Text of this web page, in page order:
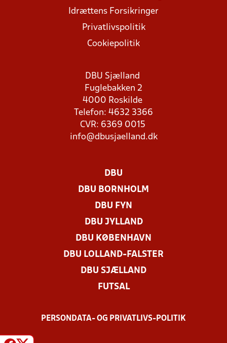
Idrættens Forsikringer
Privatlivspolitik
Cookiepolitik
DBU Sjælland
Fuglebakken 2
4000 Roskilde
Telefon: 4632 3366
CVR: 6369 0015
info@dbusjaelland.dk
DBU
DBU BORNHOLM
DBU FYN
DBU JYLLAND
DBU KØBENHAVN
DBU LOLLAND-FALSTER
DBU SJÆLLAND
FUTSAL
PERSONDATA- OG PRIVATLIVS-POLITIK